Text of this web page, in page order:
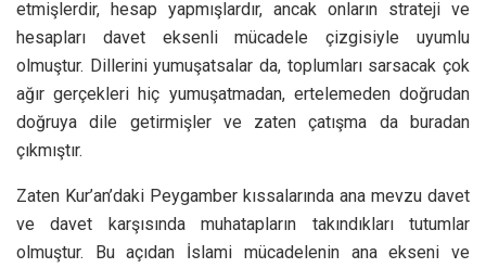
etmişlerdir, hesap yapmışlardır, ancak onların strateji ve
hesapları davet eksenli mücadele çizgisiyle uyumlu
olmuştur. Dillerini yumuşatsalar da, toplumları sarsacak çok
ağır gerçekleri hiç yumuşatmadan, ertelemeden doğrudan
doğruya dile getirmişler ve zaten çatışma da buradan
çıkmıştır.
Zaten Kur’an’daki Peygamber kıssalarında ana mevzu davet
ve davet karşısında muhatapların takındıkları tutumlar
olmuştur. Bu açıdan İslami mücadelenin ana ekseni ve